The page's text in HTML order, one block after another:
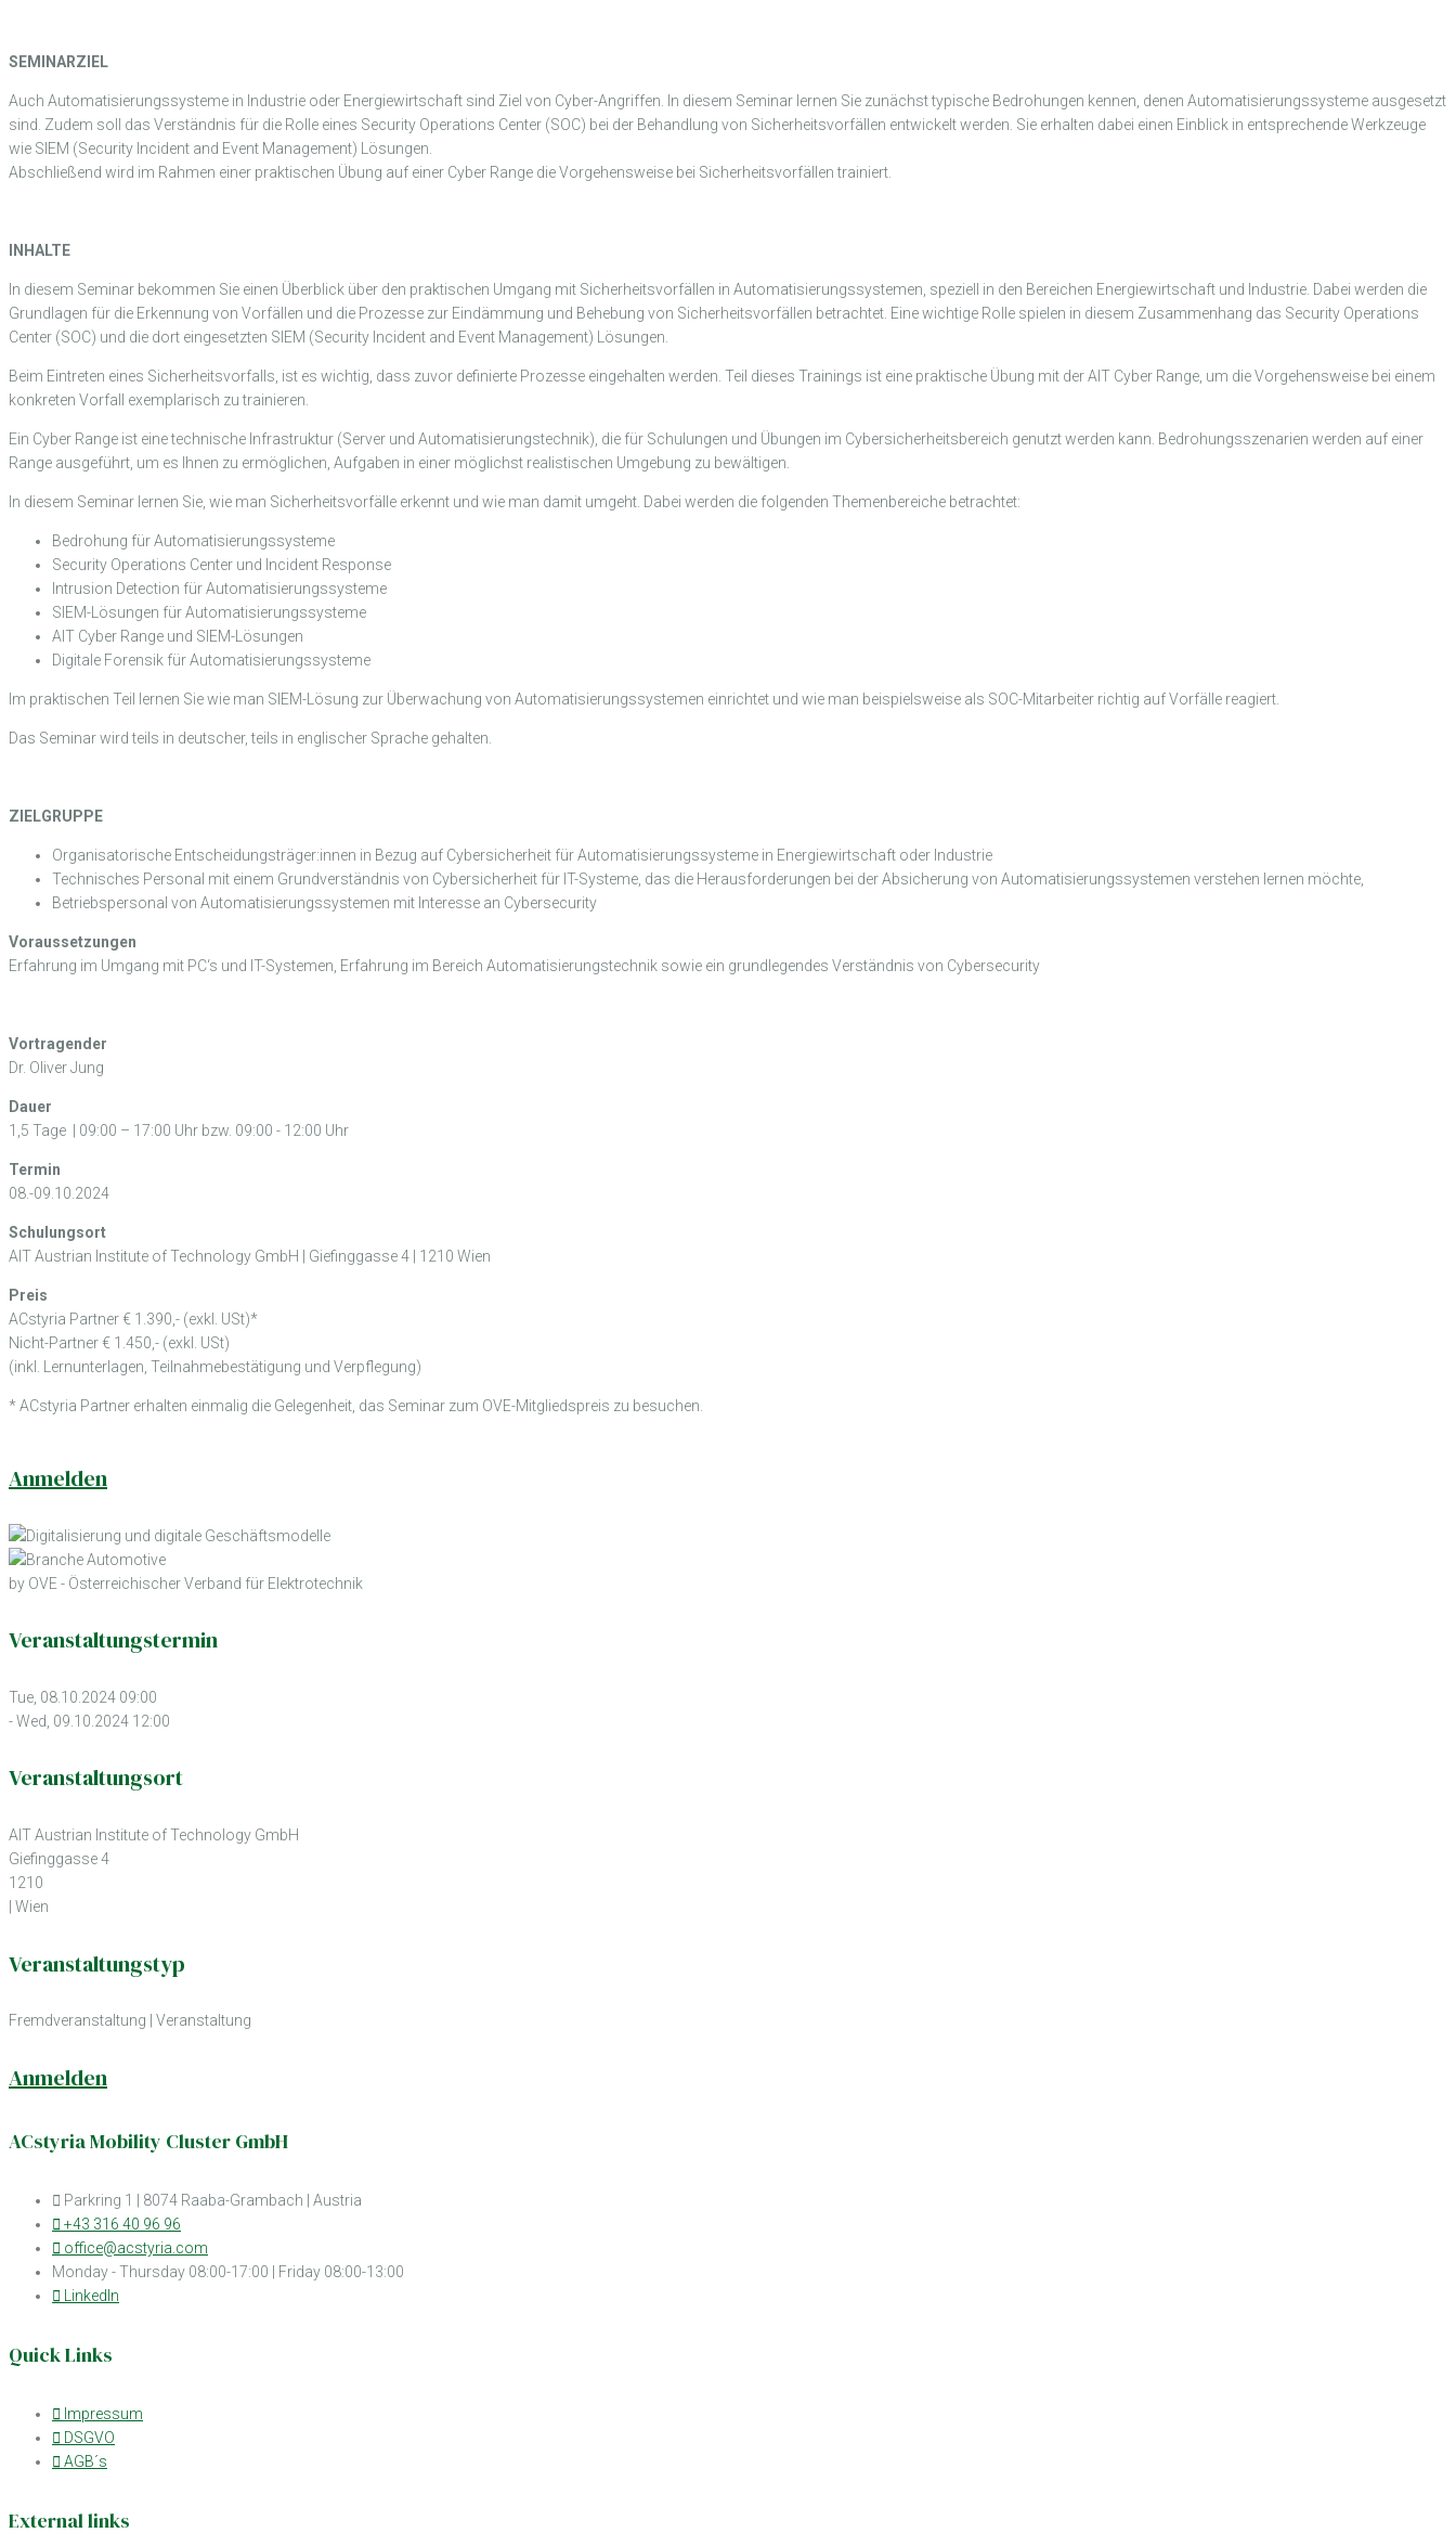
SEMINARZIEL
Auch Automatisierungssysteme in Industrie oder Energiewirtschaft sind Ziel von Cyber-Angriffen. In diesem Seminar lernen Sie zunächst typische Bedrohungen kennen, denen Automatisierungssysteme ausgesetzt
sind. Zudem soll das Verständnis für die Rolle eines Security Operations Center (SOC) bei der Behandlung von Sicherheitsvorfällen entwickelt werden. Sie erhalten dabei einen Einblick in entsprechende Werkzeuge
wie SIEM (Security Incident and Event Management) Lösungen.
Abschließend wird im Rahmen einer praktischen Übung auf einer Cyber Range die Vorgehensweise bei Sicherheitsvorfällen trainiert.
INHALTE
In diesem Seminar bekommen Sie einen Überblick über den praktischen Umgang mit Sicherheitsvorfällen in Automatisierungssystemen, speziell in den Bereichen Energiewirtschaft und Industrie. Dabei werden die
Grundlagen für die Erkennung von Vorfällen und die Prozesse zur Eindämmung und Behebung von Sicherheitsvorfällen betrachtet. Eine wichtige Rolle spielen in diesem Zusammenhang das Security Operations
Center (SOC) und die dort eingesetzten SIEM (Security Incident and Event Management) Lösungen.
Beim Eintreten eines Sicherheitsvorfalls, ist es wichtig, dass zuvor definierte Prozesse eingehalten werden. Teil dieses Trainings ist eine praktische Übung mit der AIT Cyber Range, um die Vorgehensweise bei einem
konkreten Vorfall exemplarisch zu trainieren.
Ein Cyber Range ist eine technische Infrastruktur (Server und Automatisierungstechnik), die für Schulungen und Übungen im Cybersicherheitsbereich genutzt werden kann. Bedrohungsszenarien werden auf einer
Range ausgeführt, um es Ihnen zu ermöglichen, Aufgaben in einer möglichst realistischen Umgebung zu bewältigen.
In diesem Seminar lernen Sie, wie man Sicherheitsvorfälle erkennt und wie man damit umgeht. Dabei werden die folgenden Themenbereiche betrachtet:
Bedrohung für Automatisierungssysteme
Security Operations Center und Incident Response
Intrusion Detection für Automatisierungssysteme
SIEM-Lösungen für Automatisierungssysteme
AIT Cyber Range und SIEM-Lösungen
Digitale Forensik für Automatisierungssysteme
Im praktischen Teil lernen Sie wie man SIEM-Lösung zur Überwachung von Automatisierungssystemen einrichtet und wie man beispielsweise als SOC-Mitarbeiter richtig auf Vorfälle reagiert.
Das Seminar wird teils in deutscher, teils in englischer Sprache gehalten.
ZIELGRUPPE
Organisatorische Entscheidungsträger:innen in Bezug auf Cybersicherheit für Automatisierungssysteme in Energiewirtschaft oder Industrie
Technisches Personal mit einem Grundverständnis von Cybersicherheit für IT-Systeme, das die Herausforderungen bei der Absicherung von Automatisierungssystemen verstehen lernen möchte,
Betriebspersonal von Automatisierungssystemen mit Interesse an Cybersecurity
Voraussetzungen
Erfahrung im Umgang mit PC‘s und IT-Systemen, Erfahrung im Bereich Automatisierungstechnik sowie ein grundlegendes Verständnis von Cybersecurity
Vortragender
Dr. Oliver Jung
Dauer
1,5 Tage | 09:00 – 17:00 Uhr bzw. 09:00 - 12:00 Uhr
Termin
08.-09.10.2024
Schulungsort
AIT Austrian Institute of Technology GmbH | Giefinggasse 4 | 1210 Wien
Preis
ACstyria Partner € 1.390,- (exkl. USt)*
Nicht-Partner € 1.450,- (exkl. USt)
(inkl. Lernunterlagen, Teilnahmebestätigung und Verpflegung)
* ACstyria Partner erhalten einmalig die Gelegenheit, das Seminar zum OVE-Mitgliedspreis zu besuchen.
Anmelden
by OVE - Österreichischer Verband für Elektrotechnik
Veranstaltungstermin
Tue, 08.10.2024 09:00
- Wed, 09.10.2024 12:00
Veranstaltungsort
AIT Austrian Institute of Technology GmbH
Giefinggasse 4
1210
| Wien
Veranstaltungstyp
Fremdveranstaltung Veranstaltung
Anmelden
ACstyria Mobility Cluster GmbH
Parkring 1 | 8074 Raaba-Grambach | Austria
+43 316 40 96 96
office@acstyria.com
Monday - Thursday 08:00-17:00 | Friday 08:00-13:00
LinkedIn
Quick Links
Impressum
DSGVO
AGB´s
External links